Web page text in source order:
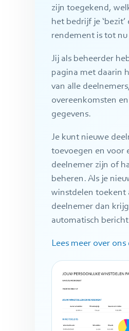
zijn toegekend,
het bedrijf je ‘bezit’
rendement is tot
Jij als beheerder
pagina met daarin
van alle deelnemers,
overeenkomsten
gegevens.
Je kunt nieuwe
toevoegen en voor
deelnemer zijn of
beheren. Als je
winstdelen toekent
deelnemer dan
automatisch
Lees meer over